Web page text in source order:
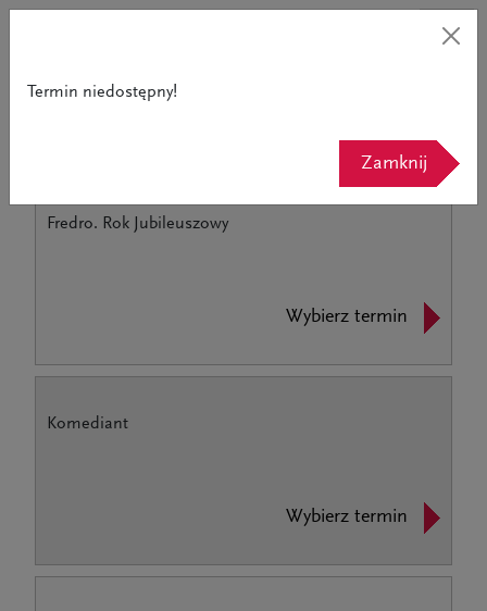
Fredro. Rok Jubileuszowy
Wybierz termin
Komediant
Wybierz termin
Termin niedostępny!
Zamknij